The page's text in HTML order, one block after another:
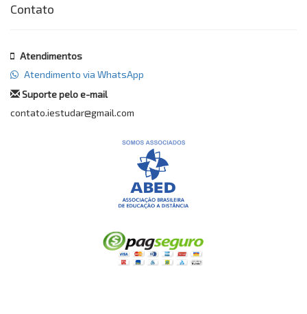
Contato
Atendimentos
Atendimento via WhatsApp
Suporte pelo e-mail
contato.iestudar@gmail.com